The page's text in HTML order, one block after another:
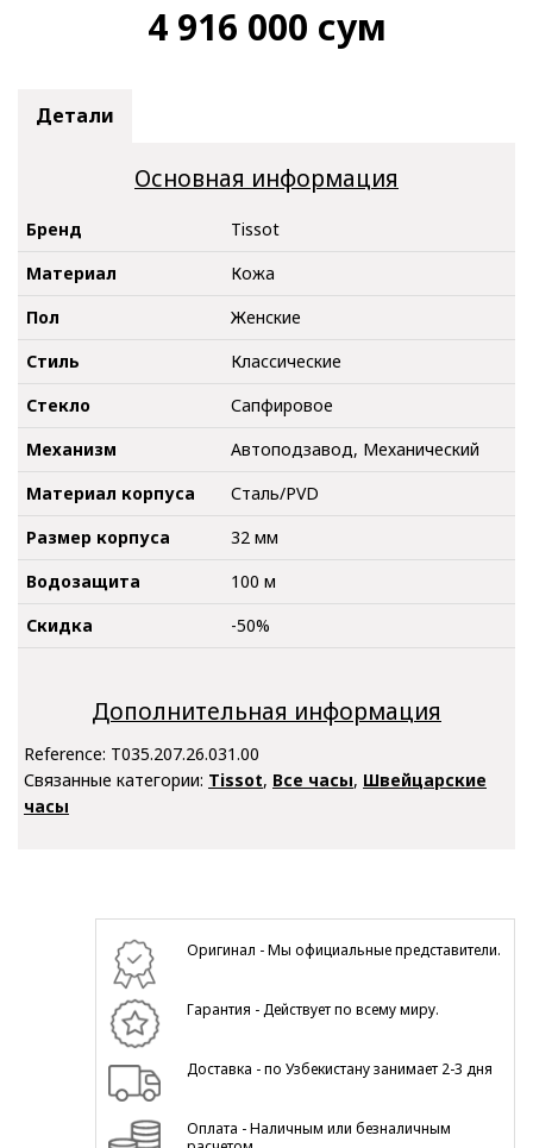
4 916 000 сум
Детали
Основная информация
Бренд
Tissot
Материал
Кожа
Пол
Женские
Стиль
Классические
Стекло
Сапфировое
Механизм
Автоподзавод, Механический
Материал корпуса
Сталь/PVD
Размер корпуса
32 мм
Водозащита
100 м
Скидка
-50%
Дополнительная информация
Reference: T035.207.26.031.00
Связанные категории: Tissot, Все часы, Швейцарские
часы
Оригинал - Мы официальные представители.
Гарантия - Действует по всему миру.
Доставка - по Узбекистану занимает 2-3 дня
Оплата - Наличным или безналичным